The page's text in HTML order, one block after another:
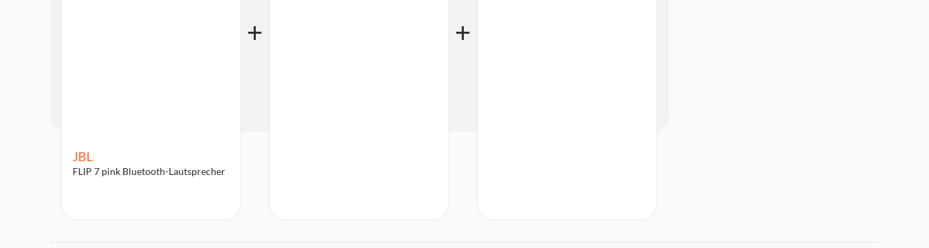
JBL
FLIP 7 pink Bluetooth-Lautsprecher